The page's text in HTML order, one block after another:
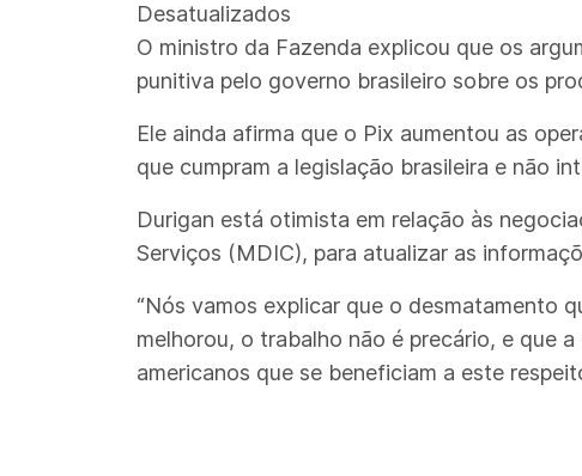
Desatualizados
O ministro da Fazenda explicou que os
punitiva pelo governo brasileiro sobre os
Ele ainda afirma que o Pix aumentou as
que cumpram a legislação brasileira e não
Durigan está otimista em relação às
Serviços (MDIC), para atualizar as
“Nós vamos explicar que o desmatamento
melhorou, o trabalho não é precário, e que
americanos que se beneficiam a este